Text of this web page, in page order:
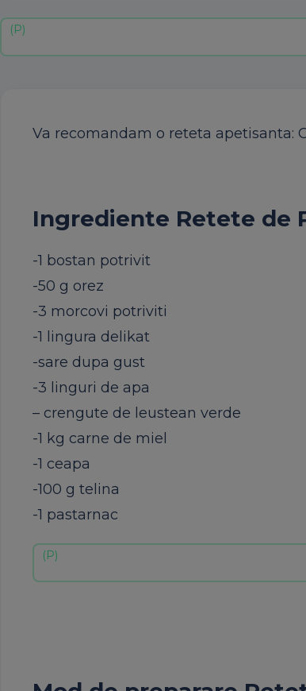
Va recomandam o reteta apetisanta:
Ingrediente Retete de
-1 bostan potrivit
-50 g orez
-3 morcovi potriviti
-1 lingura delikat
-sare dupa gust
-3 linguri de apa
– crengute de leustean verde
-1 kg carne de miel
-1 ceapa
-100 g telina
-1 pastarnac